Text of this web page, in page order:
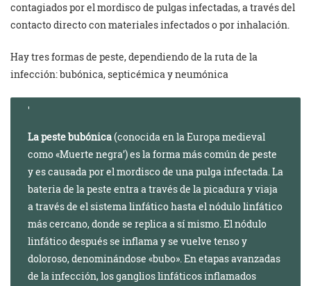
contagiados por el mordisco de pulgas infectadas, a través del
contacto directo con materiales infectados o por inhalación.
Hay tres formas de peste, dependiendo de la ruta de la
infección: bubónica, septicémica y neumónica
La peste bubónica(conocida en la Europa medieval
como «Muerte negra’) es la forma más común de peste
y es causada por el mordisco de una pulga infectada. La
bateria de la peste entra a través de la picadura y viaja
a través de el sistema linfático hasta el nódulo linfático
más cercano, donde se replica a sí mismo. El nódulo
linfático después se inflama y se vuelve tenso y
doloroso, denominándose «bubo». En etapas avanzadas
de la infección, los ganglios linfáticos inflamados